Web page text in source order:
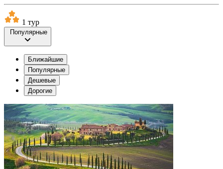
1 тур
Популярные
Ближайшие
Популярные
Дешевые
Дорогие